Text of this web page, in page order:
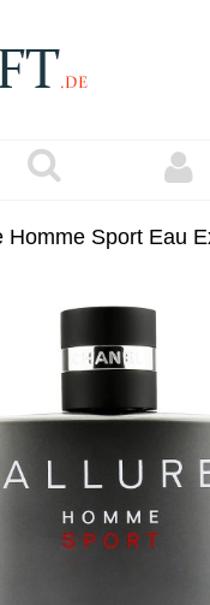
Homme Sport Eau